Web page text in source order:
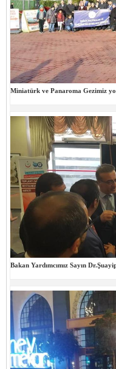
Miniatürk ve Panaroma Gezimiz
Bakan Yardımcımız Sayın